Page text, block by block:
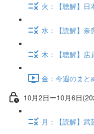
火：【聴解】日
水：【読解】奈
木：【聴解】店
金：今週のまと
10月2日ー10月6日
月：【読解】武